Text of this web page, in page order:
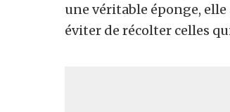
une véritable éponge,
éviter de récolter celles